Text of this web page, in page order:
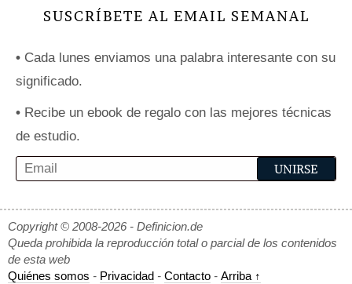
SUSCRÍBETE AL EMAIL SEMANAL
• Cada lunes enviamos una palabra interesante con su
significado.
• Recibe un ebook de regalo con las mejores técnicas
de estudio.
Copyright © 2008-2026 - Definicion.de
Queda prohibida la reproducción total o parcial de los contenidos
de esta web
Quiénes somos - Privacidad - Contacto - Arriba ↑